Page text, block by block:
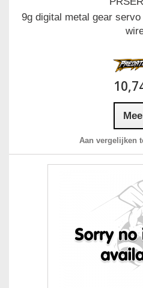
9g digital metal gear
Aan vergelijken